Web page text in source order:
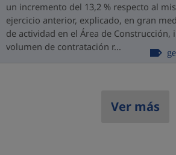
un incremento del 13,2 % respecto al
ejercicio anterior, explicado, en gran
de actividad en el Área de
volumen de contratación r...
Ver más